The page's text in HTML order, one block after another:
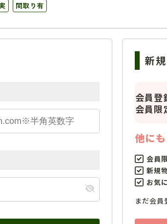
間取り有
新
会員登
会員限
他に
会員
新規
お気
まだ会員